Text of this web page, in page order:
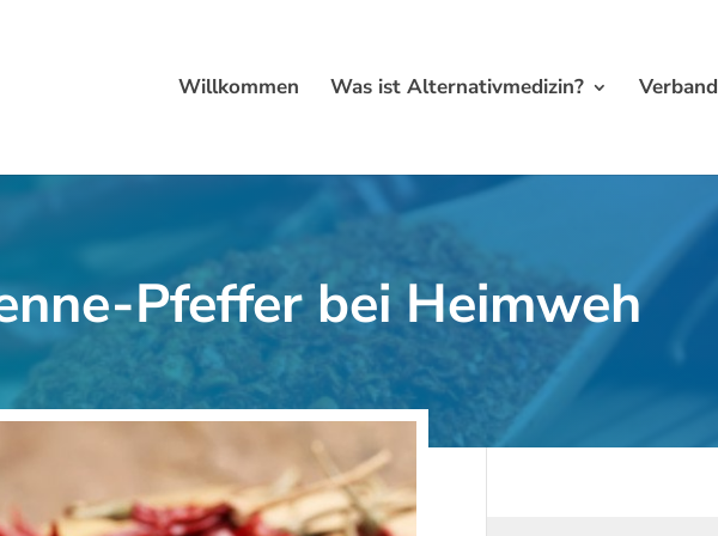
Willkommen Was ist Alternativmedizin? Verband
Pfeffer bei Heimweh